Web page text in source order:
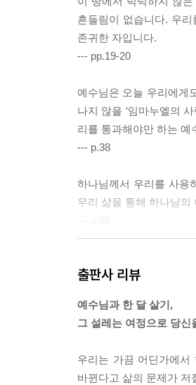
흔들림이 없습니다. 우
존귀한 자입니다.
--- pp.19-20
예수님은 오늘 우리에게
나지 않을 ‘임마누엘의
리를 통과해야만 하는 예
--- p.38
하나님께서 우리를 사용
우리 삶을 통해 하나님의
를 아름답게 완성하실 것
예수님이 십자가 위에서
--- p.88
출판사 리뷰
예수님과 한 달 살기,
그 설레는 여정으로 당신
우리는 가끔 어딘가에
바뀐다고 삶의 문제가